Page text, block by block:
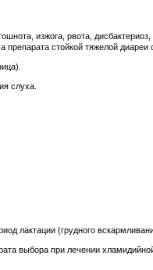
изжога, рвота,
стойкой тяжелой
слуха.
лактации (грудного
выбора при лечении